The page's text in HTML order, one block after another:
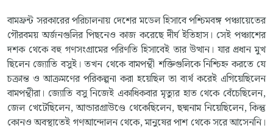
বামফ্রন্ট সরকারের পরিচালনায় দেশের মডেল হিসাবে পশ্চিমবঙ্গ পঞ্চায়েতের
গৌরবময় অর্জনগুলির পিছনেও কাজ করেছে দীর্ঘ ইতিহাস। সেই পঞ্চাশের
দশক থেকে বহু গণসংগ্রামের পরিণতি হিসাবেই তার উত্থান। যার প্রধান মুখ
ছিলেন জ্যোতি বসুই। তখন থেকে বামপন্থী শক্তিগুলিকে নিশ্চিহ্ন করতে যে
চক্রান্ত ও আক্রমণের পরিকল্পনা করা হয়েছিল তা ব্যর্থ করেই এগিয়েছিলেন
বামপন্থীরা। জ্যোতি বসু নিজেই একাধিকবার মৃত্যুর হাত থেকে বেঁচেছিলেন,
জেল খেটেছিলেন, আন্ডারগ্রাউণ্ডে থেকেছিলেন, ছদ্মনাম নিয়েছিলেন, কিন্তু
কোনও অবস্থাতেই গণআন্দোলন থেকে, মানুষের পাশ থেকে সরে আসেননি।